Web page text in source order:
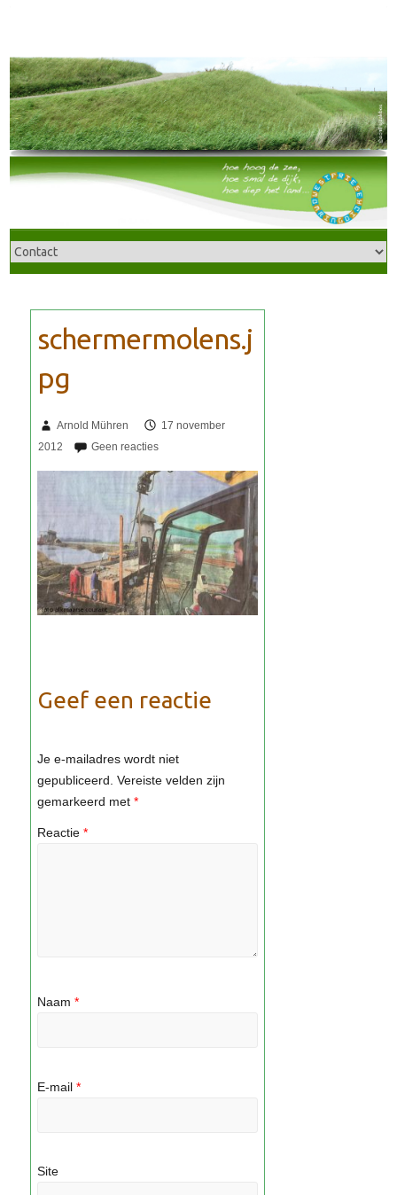
Arnold Mühren
17 november
2012
Geef een reactie
Je e-mailadres wordt niet
gepubliceerd. Vereiste velden zijn
gemarkeerd met *
Reactie *
Naam *
E-mail *
Site